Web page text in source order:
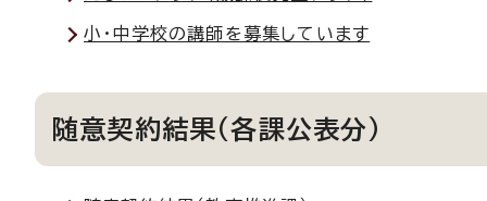
小・中学校の講師を募集しています
随意契約結果（各課公表分）